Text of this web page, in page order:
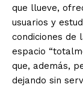
que llueve,
usuarios y
condiciones de
espacio
que, además,
dejando sin